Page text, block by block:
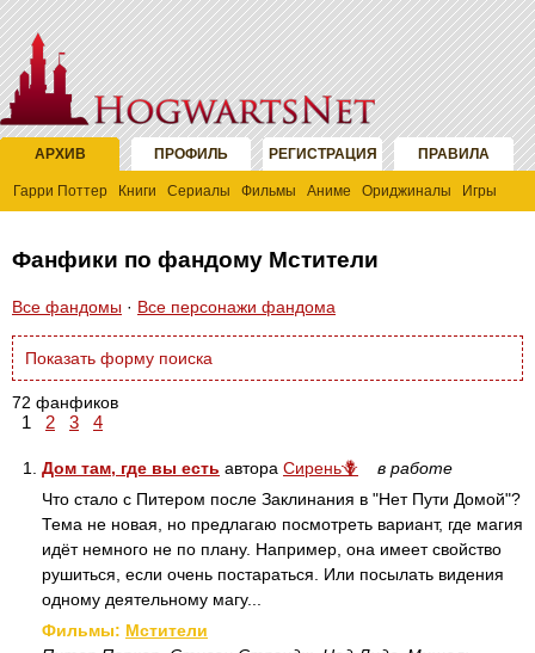
АРХИВ ПРОФИЛЬ РЕГИСТРАЦИЯ ПРАВИЛА
Гарри Поттер Книги Сериалы Фильмы Аниме Ориджиналы Игры
Фанфики по фандому Мстители
Все фандомы · Все персонажи фандома
72 фанфиков
1 2 3 4
1. Дом там, где вы есть автора Сирень🪻
в работе
Что стало с Питером после Заклинания в "Нет Пути Домой"?
Тема не новая, но предлагаю посмотреть вариант, где магия
идёт немного не по плану. Например, она имеет свойство
рушиться, если очень постараться. Или посылать видения
одному деятельному магу...
Фильмы: Мстители
Показать форму поиска